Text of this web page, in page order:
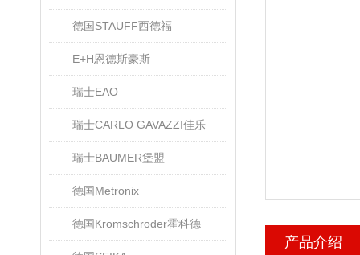
德国STAUFF西德福
E+H恩德斯豪斯
瑞士EAO
瑞士CARLO GAVAZZI佳乐
瑞士BAUMER堡盟
德国Metronix
德国Kromschroder霍科德
产品介绍